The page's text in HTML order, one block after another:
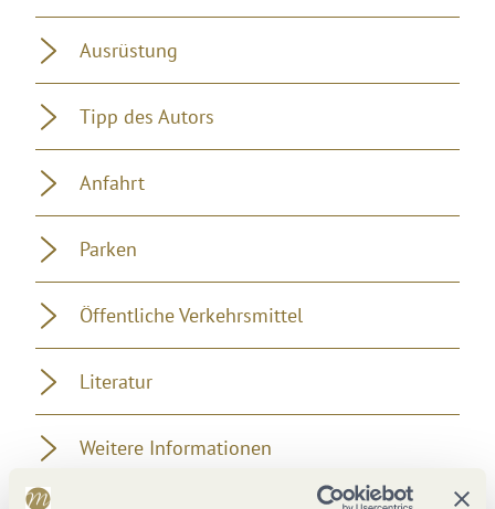
Ausrüstung
Tipp des Autors
Anfahrt
Parken
Öffentliche Verkehrsmittel
Literatur
Weitere Informationen